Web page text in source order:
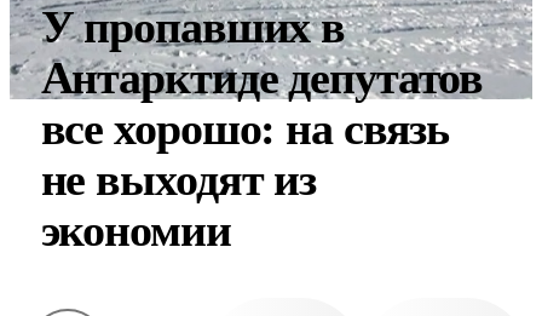
У пропавших в
Антарктиде депутатов
все хорошо: на связь
не выходят из
экономии